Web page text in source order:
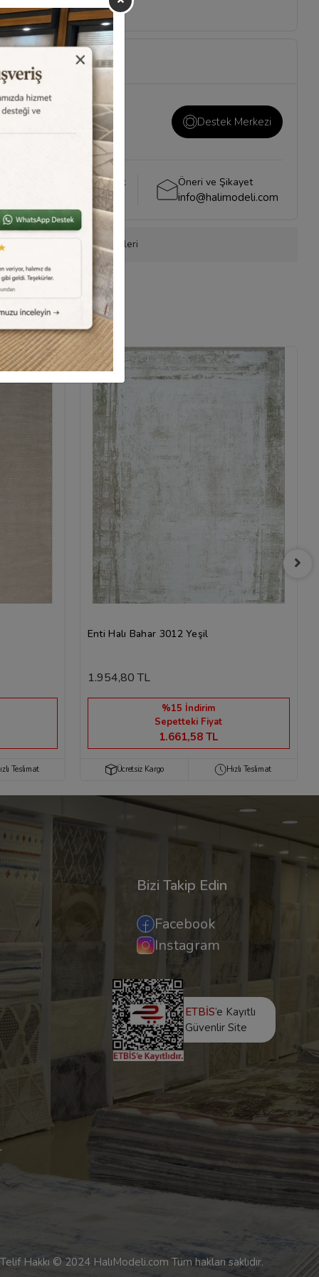
önemli konuların
Destek Merkezi
Whatsapp Destek
0540 001 51 51
Öneri ve Şikayet
info@halimodeli.com
Sipariş Ürün Önerileri
Teslimat
Enti Halı Bahar 3012 Yeşil
1.954,80 TL
%15 İndirim
Sepetteki Fiyat
1.661,58 TL
Ücretsiz Kargo Hızlı Teslimat
Bizi Takip Edin
Facebook
Instagram
ETBİS’e Kayıtlı
Güvenlir Site
Telif Hakkı © 2024 HalıModeli.com Tüm hakları saklıdır.